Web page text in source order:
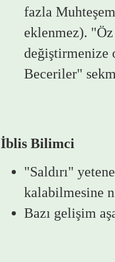
fazla
eklenmez).
değiştirmenize
Beceriler"
İblis Bilimci
"Saldırı"
kalabilmesine
Bazı gelişim